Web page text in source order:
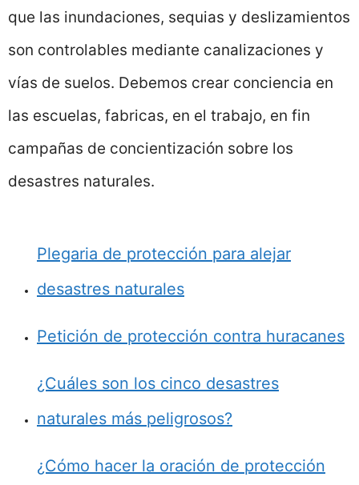
que las inundaciones, sequias y deslizamientos
son controlables mediante canalizaciones y
vías de suelos. Debemos crear conciencia en
las escuelas, fabricas, en el trabajo, en fin
campañas de concientización sobre los
desastres naturales.
Plegaria de protección para alejar
desastres naturales
Petición de protección contra huracanes
¿Cuáles son los cinco desastres
naturales más peligrosos?
¿Cómo hacer la oración de protección